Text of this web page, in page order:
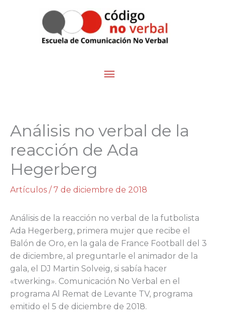
Menú
principal
Análisis no verbal de la
reacción de Ada
Hegerberg
Artículos / 7 de diciembre de 2018
Análisis de la reacción no verbal de la futbolista
Ada Hegerberg, primera mujer que recibe el
Balón de Oro, en la gala de France Football del 3
de diciembre, al preguntarle el animador de la
gala, el DJ Martin Solveig, si sabía hacer
«twerking». Comunicación No Verbal en el
programa Al Remat de Levante TV, programa
emitido el 5 de diciembre de 2018.